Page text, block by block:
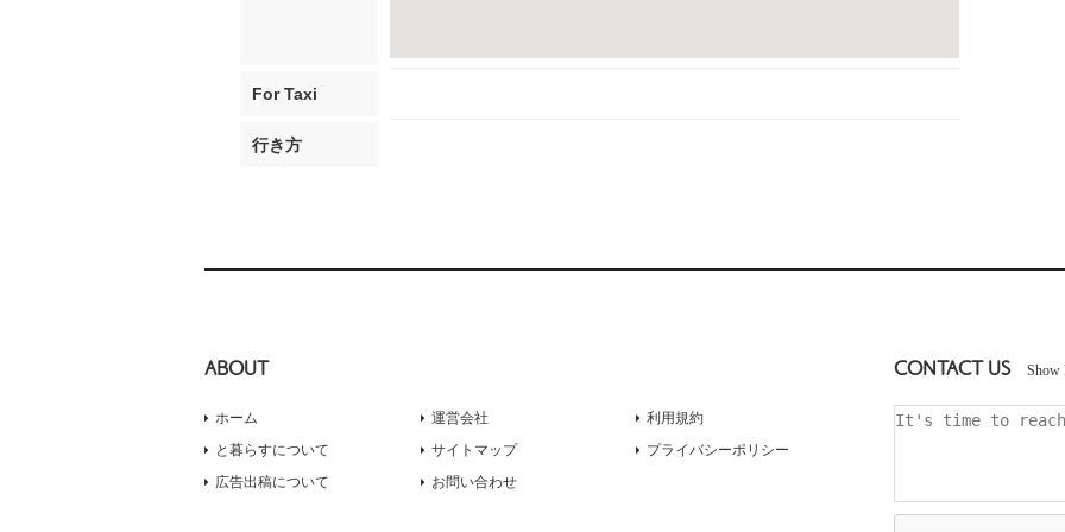
For Taxi
行き方
ABOUT
ホーム
と暮らすについて
広告出稿について
運営会社
サイトマップ
お問い合わせ
利用規約
プライバシーポリシー
CONTACT US Show